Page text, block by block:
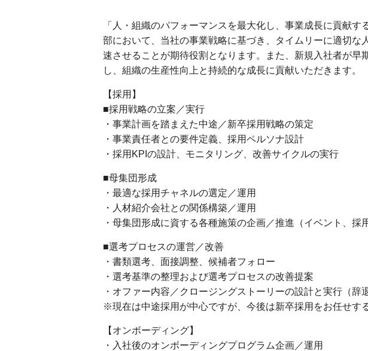
「人・組織のパフォーマンスを最大化し、事業成長に貢献
部において、当社の事業戦略に基づき、タイムリーに適切な
速させることが期待役割となります。また、新規入社者が早
し、組織の生産性向上と持続的な成長に貢献いただきます。
【採用】
■採用戦略の立案／実行
・事業計画を踏まえた中途／新卒採用戦略の策定
・事業責任者との要件定義、採用ペルソナ設計
・採用KPIの設計、モニタリング、改善サイクルの実行
■母集団形成
・最適な採用チャネルの選定／運用
・人材紹介会社との関係構築／運用
・母集団形成に資する各種施策の企画／推進（イベント、採
■選考プロセスの運営／改善
・書類選考、面接調整、候補者フォロー
・選考基準の整理および選考プロセスの改善提案
・オファー内容／クロージングストーリーの設計と実行（辞
※現在は中途採用が中心ですが、今後は新卒採用をお任せす
【オンボーディング】
・入社後のオンボーディングプログラム企画／運用